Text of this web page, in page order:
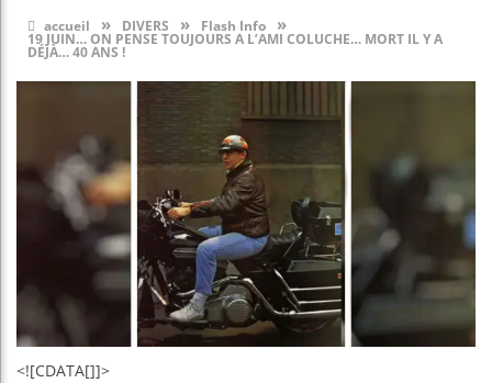
accueil » DIVERS » Flash Info »
19 JUIN… ON PENSE TOUJOURS A L’AMI COLUCHE… MORT IL Y A
DÉJÀ… 40 ANS !
<![CDATA[]]>